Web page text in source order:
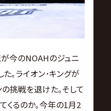
が今のNOAHのジュニ
｡ライオン･キングが
挑戦を退けた｡そして
くるのか｡今年の1月2